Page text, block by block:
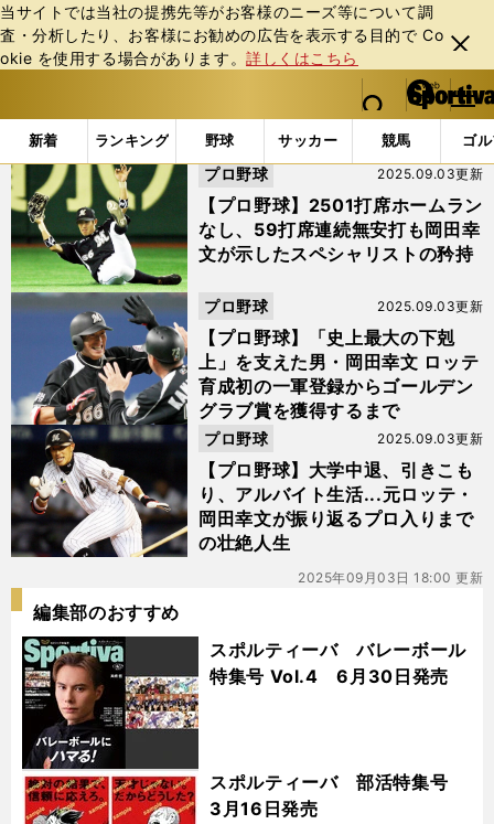
当サイトでは当社の提携先等がお客様のニーズ等について調
査・分析したり、お客様にお勧めの広告を表⽰する⽬的で Co
okie を使⽤する場合があります。詳しくはこちら
閉じ
る
web Sportiva (webスポルティーバ)
検索
マイペ
ー
ジ
メニュ
新着 ランキング 野球 サッカー 競馬 ゴ
b
ス
ル
テ
ィ
ー
バ
「#全足利」の最新ニュース・ 情報
【プロ野球】2501打席ホームラン
なし、59打席連続無安打も岡田幸
文が示したスペシャリストの矜持
2025.09.03更新
プロ野球
【プロ野球】「史上最大の下剋
上」を支えた男・岡田幸文 ロッテ
育成初の一軍登録からゴールデン
グラブ賞を獲得するまで
2025.09.03更新
プロ野球
【プロ野球】大学中退、引きこも
り、アルバイト生活...元ロッテ・
岡田幸文が振り返るプロ入りまで
の壮絶人生
2025.09.03更新
プロ野球
2025年09月03日 18:00 更新
編集部のおすすめ
スポルティーバ バレーボール
特集号 Vol.4 6月30日発売
スポルティーバ 部活特集号
3月16日発売